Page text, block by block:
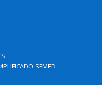
SEMED